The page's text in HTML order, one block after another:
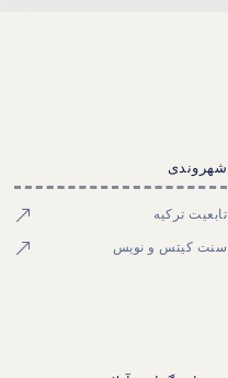
شهروندی
تابعیت ترکیه
سنت کیتس و نویس